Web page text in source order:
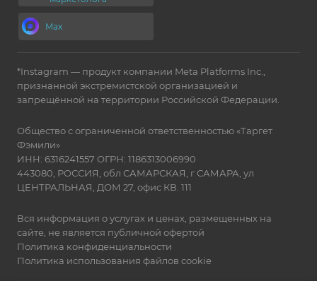
Max
*Instagram — продукт компании Meta Platforms Inc.,
признанной экстремистской организацией и
запрещённой на территории Российской Федерации.
Общество с ограниченной ответственностью «Таргет
Фэмили»
ИНН: 6316241557 ОГРН: 1186313006990
443080, РОССИЯ, обл САМАРСКАЯ, г САМАРА, ул
ЦЕНТРАЛЬНАЯ, ДОМ 27, офис КВ. 111
Вся информация о услугах и ценах, размещенных на
сайте, не является публичной офертой
Политика конфиденциальности
Политика использования файлов cookie